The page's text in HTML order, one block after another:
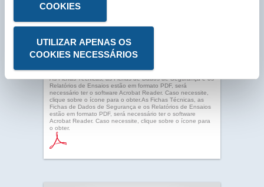
COOKIES
UTILIZAR APENAS OS
COOKIES NECESSÁRIOS
As Fichas Técnicas, as Fichas de Dados de Segurança e os
Relatórios de Ensaios estão em formato PDF, será
necessário ter o software Acrobat Reader. Caso necessite,
clique sobre o ícone para o obter.As Fichas Técnicas, as
Fichas de Dados de Segurança e os Relatórios de Ensaios
estão em formato PDF, será necessário ter o software
Acrobat Reader. Caso necessite, clique sobre o ícone para
o obter.